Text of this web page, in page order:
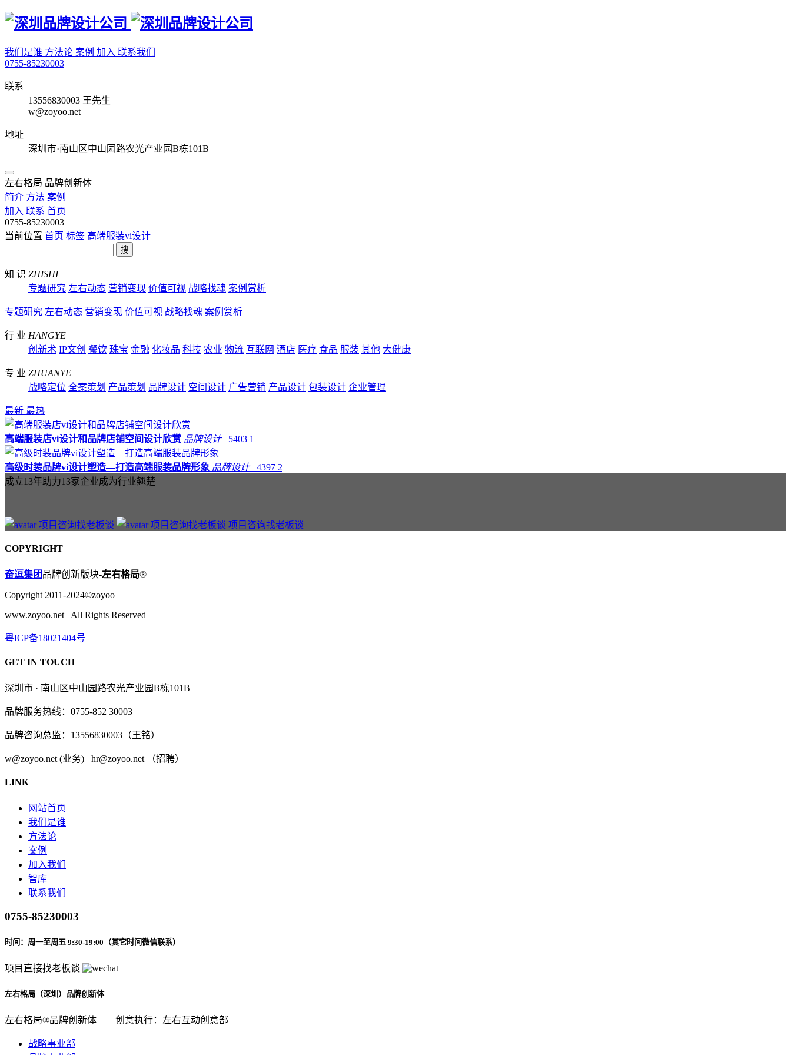
我们是谁 方法论 案例 加入 联系我们
0755-85230003
联系
13556830003 王先生
w@zoyoo.net
地址
深圳市·南山区中山园路农光产业园B栋101B
左右格局 品牌创新体
简介 方法 案例
加入 联系 首页
0755-85230003
当前位置 首页 标签 高端服装vi设计
搜
知 识 ZHISHI
专题研究 左右动态 营销变现 价值可视 战略找魂 案例赏析
专题研究 左右动态 营销变现 价值可视 战略找魂 案例赏析
行 业 HANGYE
创新术 IP文创 餐饮 珠宝 金融 化妆品 科技 农业 物流 互联网 酒店 医疗 食品 服装 其他 大健康
专 业 ZHUANYE
战略定位 全案策划 产品策划 品牌设计 空间设计 广告营销 产品设计 包装设计 企业管理
最新 最热
高端服装店vi设计和品牌店铺空间设计欣赏 品牌设计 5403 1
高级时装品牌vi设计塑造—打造高端服装品牌形象 品牌设计 4397 2
成立13年助力13家企业成为行业翘楚
项目咨询找老板谈
COPYRIGHT
奋逗集团品牌创新版块-左右格局®
Copyright 2011-2024©zoyoo
www.zoyoo.net All Rights Reserved
粤ICP备18021404号
GET IN TOUCH
深圳市 · 南山区中山园路农光产业园B栋101B
品牌服务热线：0755-852 30003
品牌咨询总监：13556830003（王铭）
w@zoyoo.net (业务) hr@zoyoo.net （招聘）
LINK
网站首页
我们是谁
方法论
案例
加入我们
智库
联系我们
0755-85230003
时间：周一至周五 9:30-19:00（其它时间微信联系）
项目直接找老板谈
左右格局（深圳）品牌创新体
左右格局®品牌创新体 创意执行：左右互动创意部
战略事业部